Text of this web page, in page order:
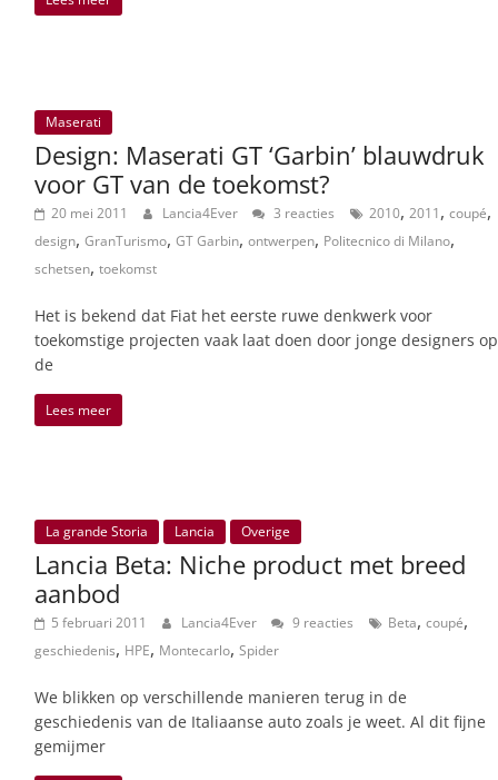
Maserati
Design: Maserati GT ‘Garbin’ blauwdruk
voor GT van de toekomst?
20 mei 2011 Lancia4Ever 3 reacties 2010, 2011, coupé,
design, GranTurismo, GT Garbin, ontwerpen, Politecnico di Milano,
schetsen, toekomst
Het is bekend dat Fiat het eerste ruwe denkwerk voor
toekomstige projecten vaak laat doen door jonge designers op
de
Lees meer
La grande Storia Lancia Overige
Lancia Beta: Niche product met breed
aanbod
5 februari 2011 Lancia4Ever 9 reacties Beta, coupé,
geschiedenis, HPE, Montecarlo, Spider
We blikken op verschillende manieren terug in de
geschiedenis van de Italiaanse auto zoals je weet. Al dit fijne
gemijmer